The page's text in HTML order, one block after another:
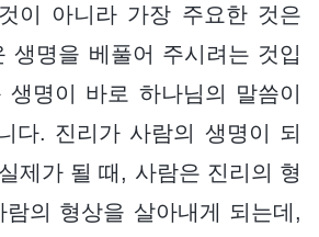
이 아니라 가장 주요한 것은
생명을 베풀어 주시려는 것입
생명이 바로 하나님의 말씀이
다. 진리가 사람의 생명이 되
제가 될 때, 사람은 진리의 형
의 형상을 살아내게 되는데,